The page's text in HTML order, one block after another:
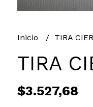
Inicio TIRA
TIRA
$3.527,68